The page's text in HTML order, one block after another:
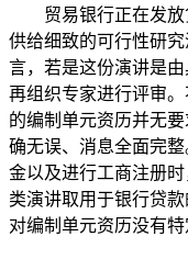
贸易银行正在发放
供给细致的可行性研
言，若是这份演讲是
再组织专家进行评审
的编制单元资历并无
确无误、消息全面完
金以及进行工商注册
类演讲取用于银行贷
对编制单元资历没有特